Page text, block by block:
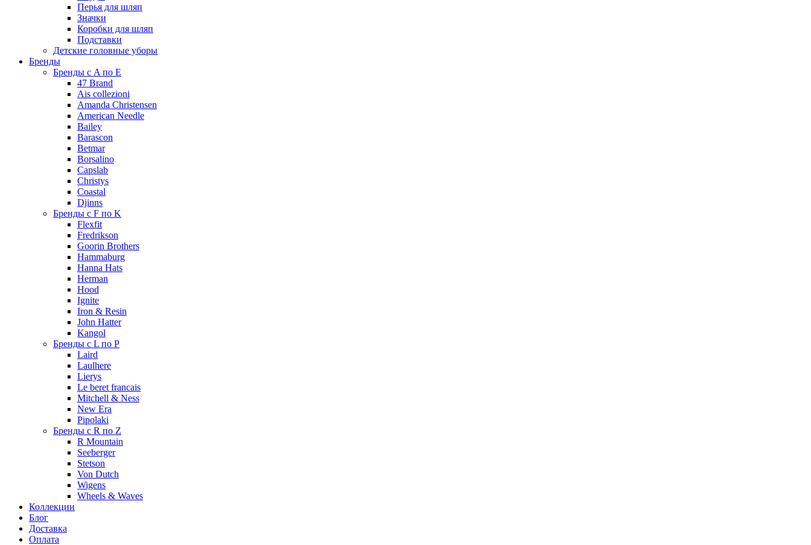
Перья для шляп
Значки
Коробки для шляп
Подставки
Детские головные уборы
Бренды
Бренды с A по E
47 Brand
Ais collezioni
Amanda Christensen
American Needle
Bailey
Barascon
Betmar
Borsalino
Capslab
Christys
Coastal
Djinns
Бренды с F по K
Flexfit
Fredrikson
Goorin Brothers
Hammaburg
Hanna Hats
Herman
Hood
Ignite
Iron & Resin
John Hatter
Kangol
Бренды с L по P
Laird
Laulhere
Lierys
Le beret francais
Mitchell & Ness
New Era
Pipolaki
Бренды с R по Z
R Mountain
Seeberger
Stetson
Von Dutch
Wigens
Wheels & Waves
Коллекции
Блог
Доставка
Оплата